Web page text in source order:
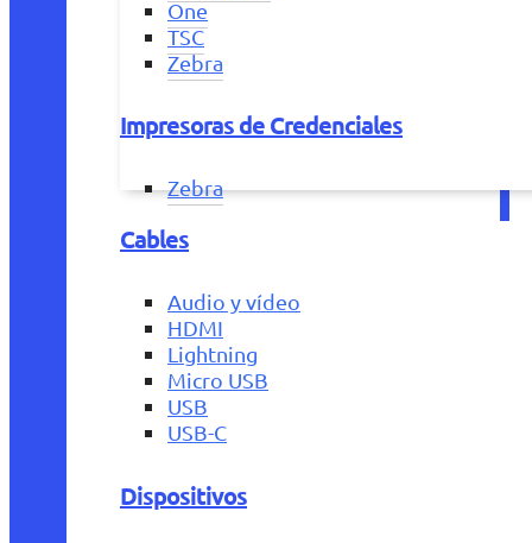
One
TSC
Zebra
Impresoras de Credenciales
Zebra
Cables
Audio y vídeo
HDMI
Lightning
Micro USB
USB
USB-C
Dispositivos